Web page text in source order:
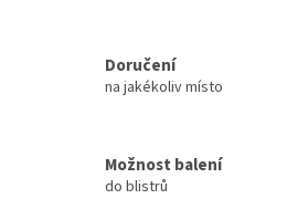
Doručení
na jakékoliv místo
Možnost balení
do blistrů